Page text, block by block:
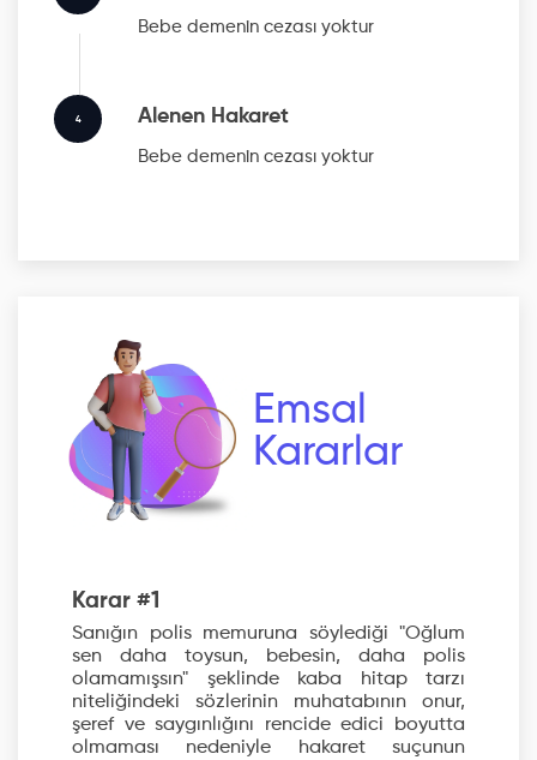
Bebe demenin cezası yoktur
4 Alenen Hakaret
Bebe demenin cezası yoktur
Emsal
Kararlar
Karar #1
Sanığın polis memuruna söylediği "Oğlum
sen daha toysun, bebesin, daha polis
olamamışsın" şeklinde kaba hitap tarzı
niteliğindeki sözlerinin muhatabının onur,
şeref ve saygınlığını rencide edici boyutta
olmaması nedeniyle hakaret suçunun